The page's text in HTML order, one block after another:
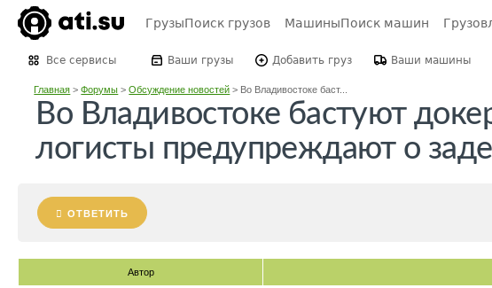
ГрузыПоиск грузов МашиныПоиск машин
Все сервисы Ваши грузы Добавить груз Ваши машины
Главная >Форумы >Обсуждение новостей > Во Владивостоке баст...
Во Владивостоке бастуют
логисты предупреждают о
ОТВЕТИТЬ
Автор